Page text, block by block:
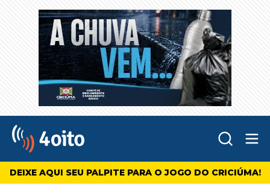
4oito
DEIXE AQUI SEU PALPITE PARA O JOGO DO CRICIÚMA!